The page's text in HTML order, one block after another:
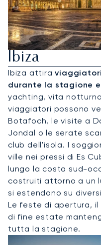
Noleggia Un
Ibiza
Ibiza attira
durante la stagione
yachting, vita
viaggiatori possono
Botafoch, le visite a
Jondal o le serate
club dell'isola. I
ville nei pressi di Es
lungo la costa sud-
costruiti attorno a un
si estendono su
Le feste di apertura,
di fine estate
tutta la stagione.